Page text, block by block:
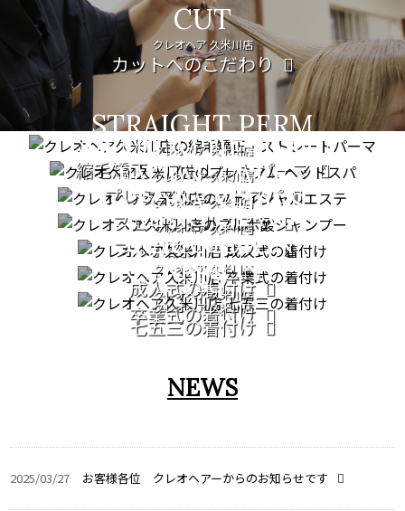
CUT
クレオヘア 久米川店
カットへのこだわり
STRAIGHT PERM
クレオヘア 久米川店
縮毛矯正・ストレートパーマ
PREMIUM HEAD SPA
クレオヘア 久米川店
プレミアムヘッドスパ
FACIAL CARE
クレオヘア 久米川店
フェイシャルエステ
PATORA SERIES
クレオヘア 久米川店
フルボ酸シャンプー
COMING OF AGE
CEREMONY
クレオヘア 久米川店
成人式の着付け
GRADUATION
CEREMONY
クレオヘア 久米川店
卒業式の着付け
753
クレオヘア 久米川店
七五三の着付け
NEWS
2025/03/27 お客様各位 クレオヘアーからのお知らせです